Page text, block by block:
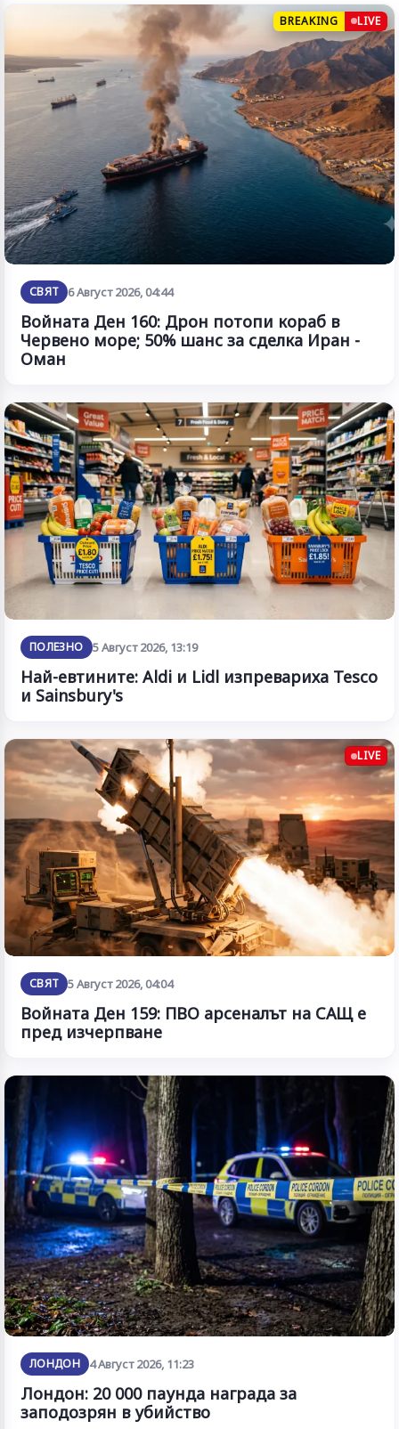
BREAKING LIVE
СВЯТ 6 Август 2026, 04:44
Войната Ден 160: Дрон потопи кораб в
Червено море; 50% шанс за сделка Иран -
Оман
ПОЛЕЗНО 5 Август 2026, 13:19
Най-евтините: Aldi и Lidl изпревариха Tesco
и Sainsbury's
LIVE
СВЯТ 5 Август 2026, 04:04
Войната Ден 159: ПВО арсеналът на САЩ е
пред изчерпване
ЛОНДОН 4 Август 2026, 11:23
Лондон: 20 000 паунда награда за
заподозрян в убийство